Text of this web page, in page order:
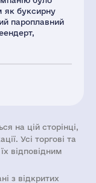
як буксирну
пароплавний
на цій сторінці,
Усі торгові та
відповідним
з відкритих